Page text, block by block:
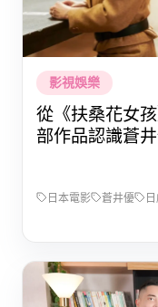
影視娛樂
從《扶桑花女
部作品認識蒼
日本電影 蒼井優